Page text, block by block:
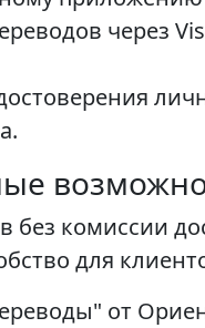
через
без комиссии
для
от